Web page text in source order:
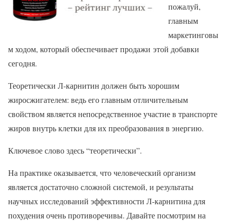
пожалуй,
главным
маркетинговы
м ходом, который обеспечивает продажи этой добавки
сегодня.
Теоретически Л-карнитин должен быть хорошим
жиросжигателем: ведь его главным отличительным
свойством является непосредственное участие в транспорте
жиров внутрь клетки для их преобразования в энергию.
Ключевое слово здесь “теоретически”.
На практике оказывается, что человеческий организм
является достаточно сложной системой, и результаты
научных исследований эффективности Л-карнитина для
похудения очень противоречивы. Давайте посмотрим на